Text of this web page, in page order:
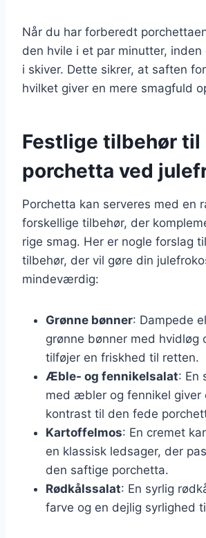
Når du har forberedt
den hvile i et par minutter,
i skiver. Dette sikrer, at saften
hvilket giver en mere smagfuld
Festlige tilbehør til
porchetta ved
Porchetta kan serveres med en
forskellige tilbehør, der
rige smag. Her er nogle forslag
tilbehør, der vil gøre din
mindeværdig:
Grønne bønner: Dampede
grønne bønner med hvidløg
tilføjer en friskhed til retten.
Æble- og fennikelsalat: En
med æbler og fennikel giver
kontrast til den fede
Kartoffelmos: En cremet
en klassisk ledsager, der
den saftige porchetta.
Rødkålssalat: En syrlig
farve og en dejlig syrlighed